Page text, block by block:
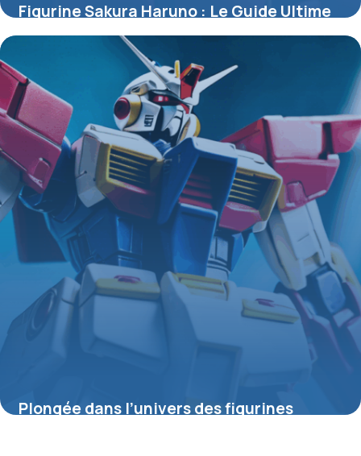
Figurine Sakura Haruno : Le Guide Ultime
pour Collectionneurs et Passionnés
Plongée dans l’univers des figurines